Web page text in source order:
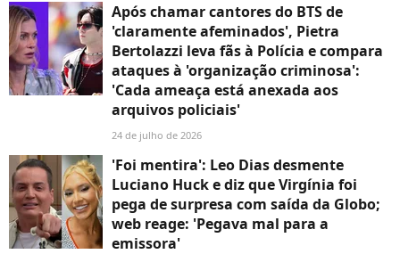
Após chamar cantores do BTS de
'claramente afeminados', Pietra
Bertolazzi leva fãs à Polícia e compara
ataques à 'organização criminosa':
'Cada ameaça está anexada aos
arquivos policiais'
24 de julho de 2026
'Foi mentira': Leo Dias desmente
Luciano Huck e diz que Virgínia foi
pega de surpresa com saída da Globo;
web reage: 'Pegava mal para a
emissora'